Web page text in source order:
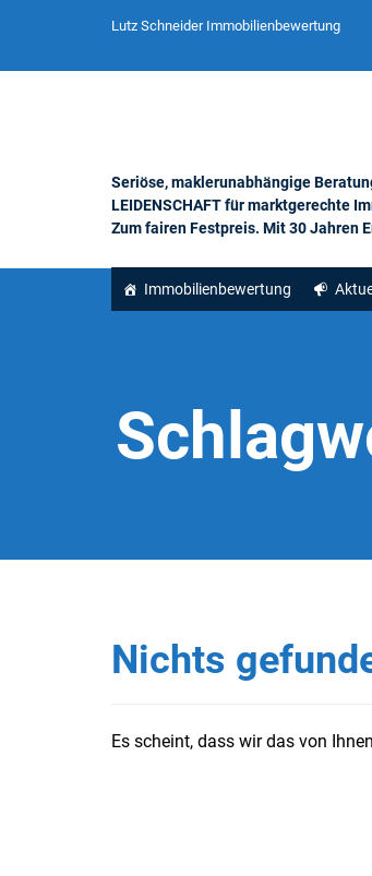
Lutz Schneider Immobilienbewertung
Seriöse, maklerunabhängige
LEIDENSCHAFT für marktgerechte
Zum fairen Festpreis. Mit 30 Jahren
Immobilienbewertung
Nichts
Es scheint, dass wir das von